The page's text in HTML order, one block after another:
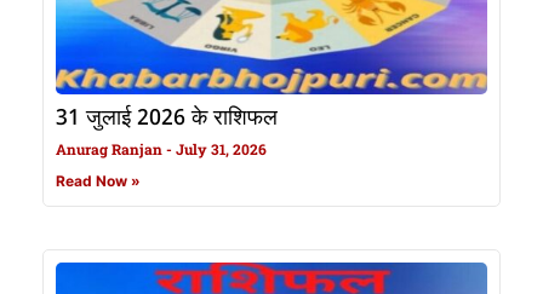
31 जुलाई 2026 के राशिफल
Anurag Ranjan July 31, 2026
Read Now »